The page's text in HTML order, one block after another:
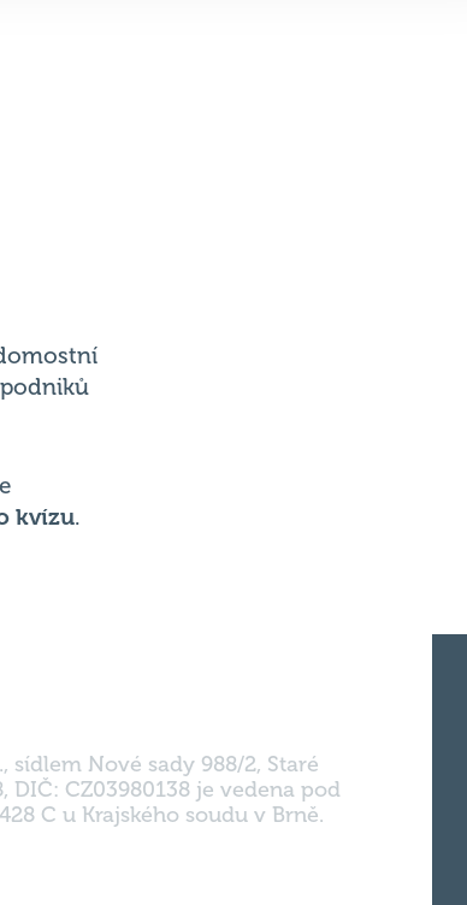
kvízu.
sídlem Nové sady 988/2, Staré
DIČ: CZ03980138 je vedena pod
C u Krajského soudu v Brně.